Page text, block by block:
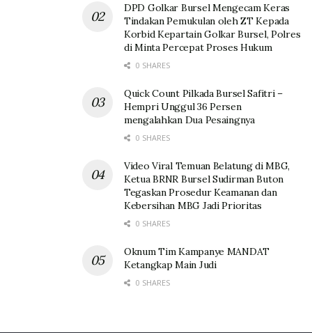
DPD Golkar Bursel Mengecam Keras
Tindakan Pemukulan oleh ZT Kepada
Korbid Kepartain Golkar Bursel, Polres
di Minta Percepat Proses Hukum
0 SHARES
Quick Count Pilkada Bursel Safitri –
Hempri Unggul 36 Persen
mengalahkan Dua Pesaingnya
0 SHARES
Video Viral Temuan Belatung di MBG,
Ketua BRNR Bursel Sudirman Buton
Tegaskan Prosedur Keamanan dan
Kebersihan MBG Jadi Prioritas
0 SHARES
Oknum Tim Kampanye MANDAT
Ketangkap Main Judi
0 SHARES